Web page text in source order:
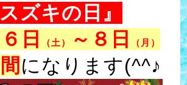
スズキの日』
日
（土） ～８日 （月）
になります(^^♪